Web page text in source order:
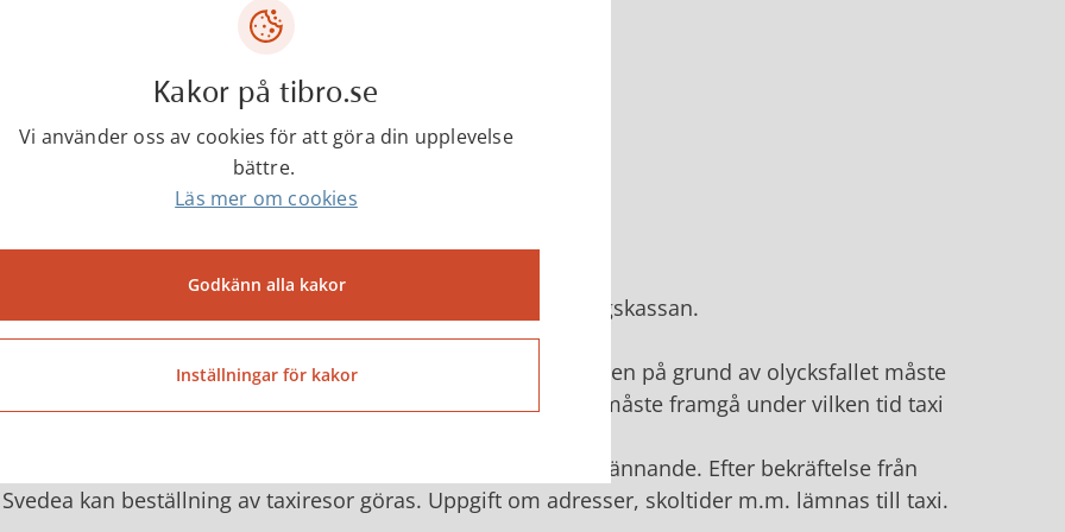
skadorforetag@svedea.se
företag
vid skada
Uppsök läkare eller tandläkare som är ansluten till försäkringskassan.
Spara alla kvitton.
Om taxi behövs mellan hemmet och skolan eller verksamheten på grund av olycksfallet måste
detta styrkas med intyg från behandlande läkare. Av intyget måste framgå under vilken tid taxi
Innan taxiresorna påbörjas måste Svedea kontaktas för godkännande. Efter bekräftelse från
Svedea kan beställning av taxiresor göras. Uppgift om adresser, skoltider m.m. lämnas till taxi.
Kakor på tibro.se
Vi använder oss av cookies för att göra din upplevelse
bättre.
Läs mer om cookies
Godkänn alla kakor
Inställningar för kakor